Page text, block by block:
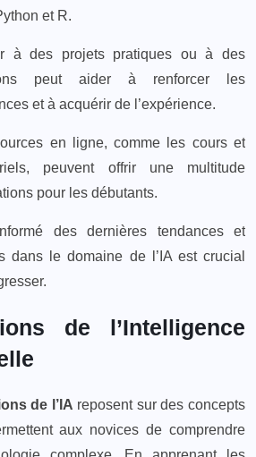
et R.
à des projets pratiques ou à des
peut aider à renforcer les
et à acquérir de l’expérience.
en ligne, comme les cours et
peuvent offrir une multitude
pour les débutants.
des dernières tendances et
dans le domaine de l’IA est crucial
de l’Intelligence
de l’IA reposent sur des concepts
aux novices de comprendre